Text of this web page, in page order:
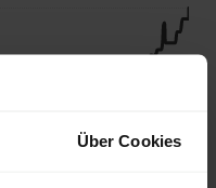
Über Cookies